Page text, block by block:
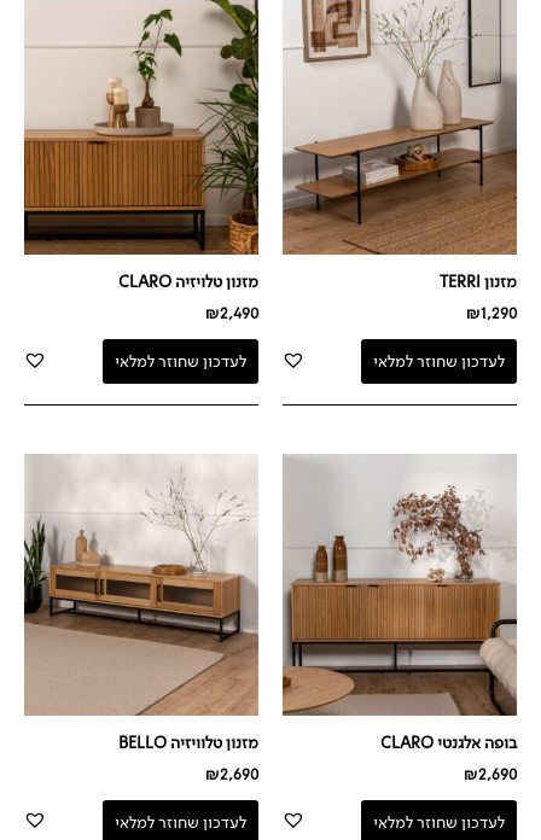
מזנון TERRI
₪1,290
לעדכון שחוזר למלאי
מזנון טלויזיה CLARO
₪2,490
לעדכון שחוזר למלאי
בופה אלגנטי CLARO
₪2,690
לעדכון שחוזר למלאי
מזנון טלוויזיה BELLO
₪2,690
לעדכון שחוזר למלאי